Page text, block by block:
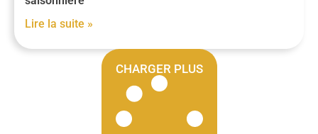
Lire la suite »
CHARGER PLUS